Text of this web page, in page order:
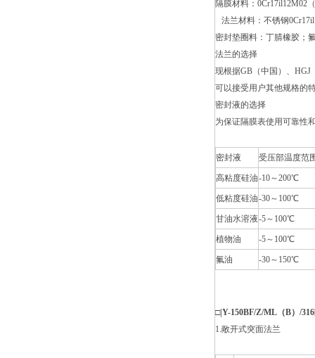
隔膜材料：0Cr17il12M02
法兰材料：不锈钢
密封垫圈料：丁腈橡胶；
法兰的选择
现根据GB（中国）、
可以接受用户其他规格的
密封液的选择
为保证隔膜表使用可靠性
密封液 受压部温度范
高粘度硅油-10～200℃
低粘度硅油-30～100℃
甘油水溶液-5～100℃
植物油 -5～100℃
氟油 -30～150℃
□|Y-150BF/Z/ML（B）/316
1.敞开式突面法兰